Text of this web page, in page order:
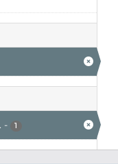
- 1